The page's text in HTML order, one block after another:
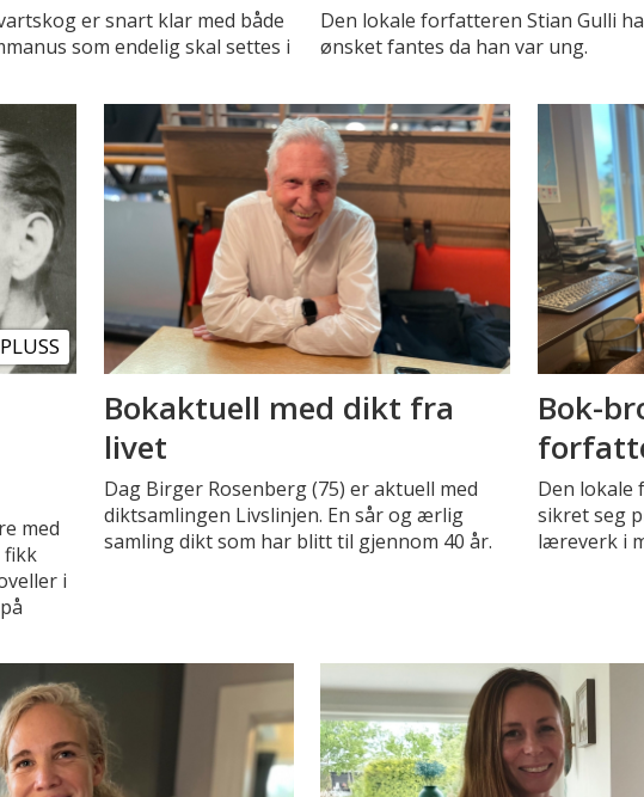
er snart klar med både
som endelig skal settes i
Den lokale forfatteren Stian Gulli
ønsket fantes da han var ung.
med
fikk
i
Bokaktuell med dikt fra
livet
Dag Birger Rosenberg (75) er aktuell med
diktsamlingen Livslinjen. En sår og ærlig
samling dikt som har blitt til gjennom 40 år.
Bok-
Den lokale
sikret seg
læreverk i